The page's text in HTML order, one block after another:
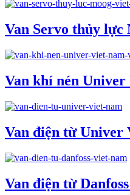
Van Servo thủy lực
Van khí nén
Van điện từ Univer
Van điện từ